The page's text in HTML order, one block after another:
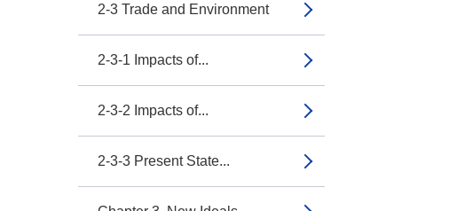
2-3 Trade and Environment
2-3-1 Impacts of...
2-3-2 Impacts of...
2-3-3 Present State...